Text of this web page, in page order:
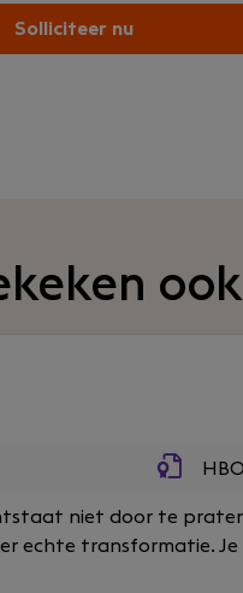
Solliciteer nu
ook
HBO
niet door te praten,
echte transformatie.